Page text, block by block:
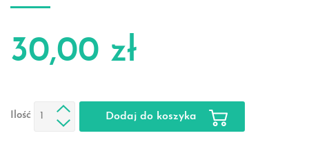
30,00 zł
Ilość Dodaj do koszyka